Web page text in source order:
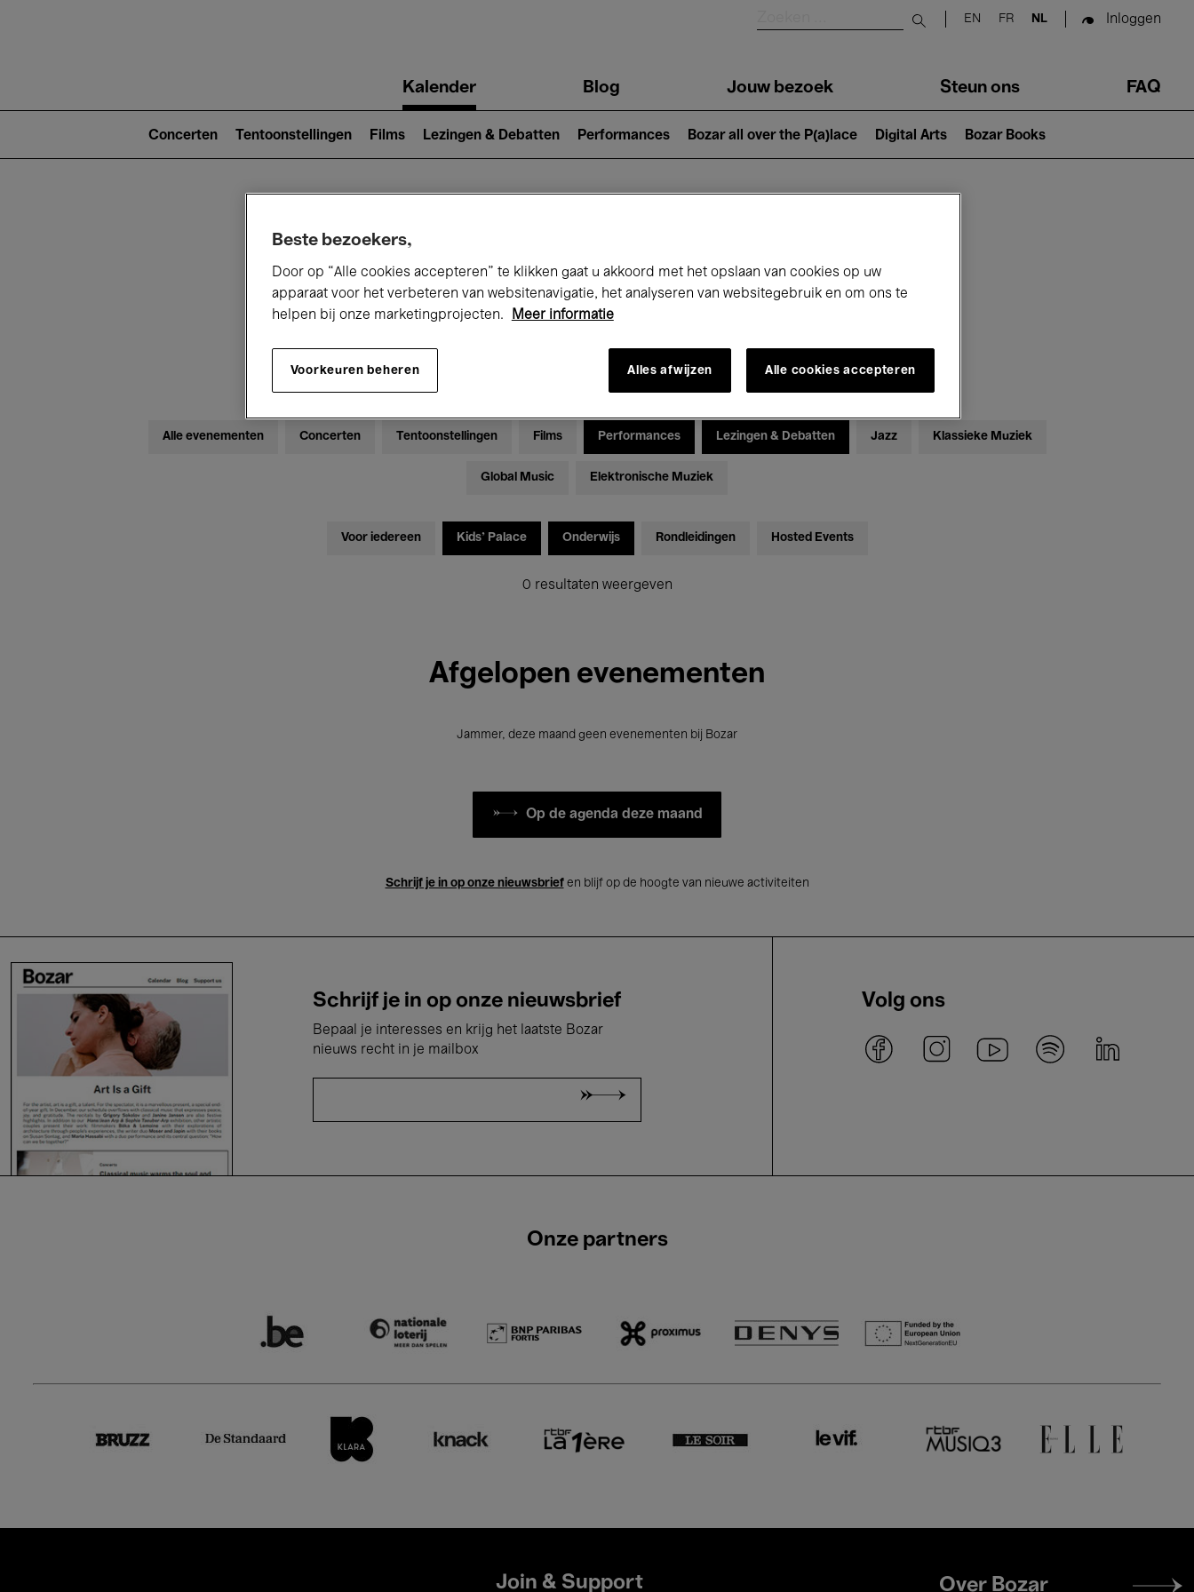
Submit search
EN FR NL Inloggen
navigationKalender Blog Jouw bezoek Steun ons FAQ
2)
Concerten Tentoonstellingen Films Lezingen & Debatten Performances Bozar all over the P(a)lace Digital Arts Bozar Books
Alle evenementen Concerten Tentoonstellingen Films Performances Lezingen & Debatten Jazz Klassieke Muziek
Global Music Elektronische Muziek
Voor iedereen Kids’ Palace Onderwijs Rondleidingen Hosted Events
0 resultaten weergeven
Afgelopen evenementen
Jammer, deze maand geen evenementen bij Bozar
Op de agenda deze maand
Schrijf je in op onze nieuwsbriefen blijf op de hoogte van nieuwe activiteiten
Schrijf je in op onze nieuwsbrief
Bepaal je interesses en krijg het laatste Bozar
nieuws recht in je mailbox
Volg ons
Onze partners
Join & Support
Footer
Over Bozar
Beste bezoekers,
Door op “Alle cookies accepteren” te klikken gaat u akkoord met het opslaan van cookies op uw
apparaat voor het verbeteren van websitenavigatie, het analyseren van websitegebruik en om ons te
helpen bij onze marketingprojecten.
Meer informatie
Voorkeuren beheren Alles afwijzen Alle cookies accepteren